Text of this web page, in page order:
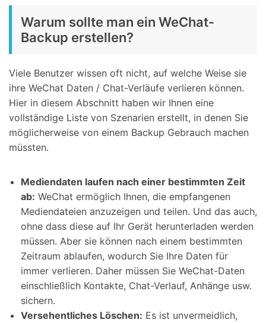
Warum sollte man ein WeChat-
Backup erstellen?
Viele Benutzer wissen oft nicht, auf welche Weise sie
ihre WeChat Daten / Chat-Verläufe verlieren können.
Hier in diesem Abschnitt haben wir Ihnen eine
vollständige Liste von Szenarien erstellt, in denen Sie
möglicherweise von einem Backup Gebrauch machen
müssten.
Mediendaten laufen nach einer bestimmten Zeit
ab: WeChat ermöglich Ihnen, die empfangenen
Mediendateien anzuzeigen und teilen. Und das auch,
ohne dass diese auf Ihr Gerät herunterladen werden
müssen. Aber sie können nach einem bestimmten
Zeitraum ablaufen, wodurch Sie Ihre Daten für
immer verlieren. Daher müssen Sie WeChat-Daten
einschließlich Kontakte, Chat-Verlauf, Anhänge usw.
sichern.
Versehentliches Löschen: Es ist unvermeidlich,